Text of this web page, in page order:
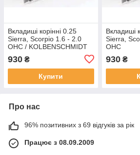
Вкладиші корінні 0.25
Sierra, Scorpio 1.6 - 2.0
OHC / KOLBENSCHMIDT
930 ₴
Купити
Вкладиші
Sierra,
OHC
930₴
Про нас
96% позитивних з 69 відгуків за рік
Працює з 08.09.2009